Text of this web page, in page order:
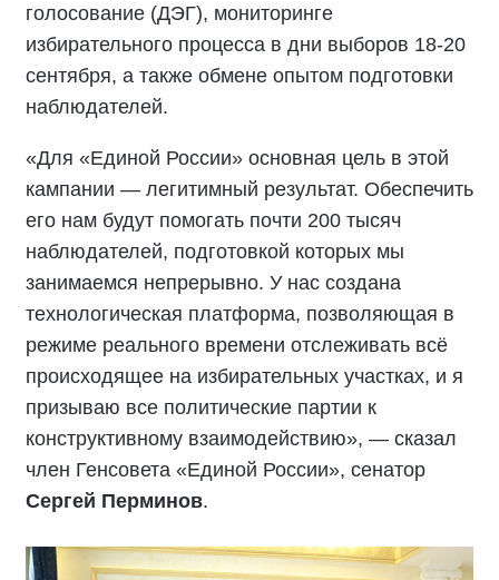
голосование (ДЭГ), мониторинге
избирательного процесса в дни выборов 18-20
сентября, а также обмене опытом подготовки
наблюдателей.
«Для «Единой России» основная цель в этой
кампании — легитимный результат. Обеспечить
его нам будут помогать почти 200 тысяч
наблюдателей, подготовкой которых мы
занимаемся непрерывно. У нас создана
технологическая платформа, позволяющая в
режиме реального времени отслеживать всё
происходящее на избирательных участках, и я
призываю все политические партии к
конструктивному взаимодействию», — сказал
член Генсовета «Единой России», сенатор
Сергей Перминов.